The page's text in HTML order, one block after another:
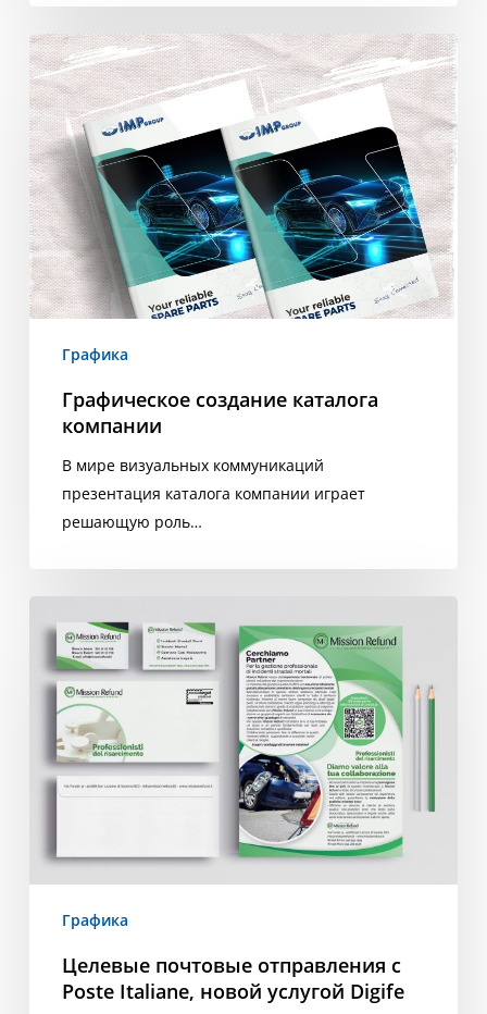
Графическое
создание
каталога
компании
Графика
Графическое создание каталога
компании
В мире визуальных коммуникаций
презентация каталога компании играет
решающую роль…
почтовые
отправления
Poste
Italiane,
новой
Графика
Целевые почтовые отправления с
Poste Italiane, новой услугой Digife